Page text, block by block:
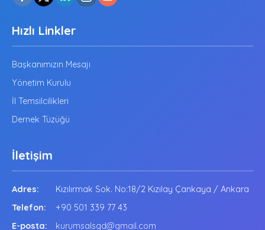
Hızlı Linkler
Başkanımızın Mesajı
Yönetim Kurulu
İl Temsilcilikleri
Dernek Tüzüğü
İletişim
Adres:
Kızılırmak Sok. No:18/2 Kızılay Çankaya / Ankara
Telefon:
+90 501 339 77 43
E-posta:
kurumsalsgd@gmail.com